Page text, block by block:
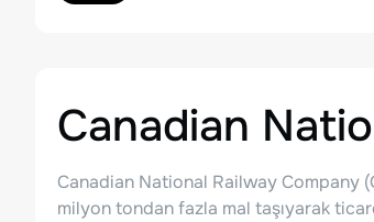
Canadian
Canadian National Railway Company
milyon tondan fazla mal taşıyarak